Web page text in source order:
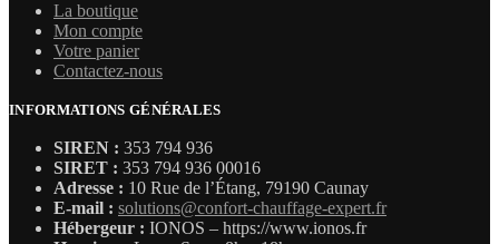
La boutique
Mon compte
Votre panier
Contactez-nous
INFORMATIONS GÉNÉRALES
SIREN : 353 794 936
SIRET : 353 794 936 00016
Adresse : 10 Rue de l’Étang, 79190 Caunay
E-mail : solutions@confort-chauffage-expert.fr
Hébergeur : IONOS – https://www.ionos.fr